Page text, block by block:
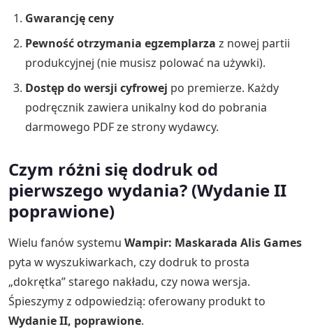
Gwarancję ceny
Pewność otrzymania egzemplarza z nowej partii
produkcyjnej (nie musisz polować na używki).
Dostęp do wersji cyfrowej po premierze. Każdy
podręcznik zawiera unikalny kod do pobrania
darmowego PDF ze strony wydawcy.
Czym różni się dodruk od
pierwszego wydania? (Wydanie II
poprawione)
Wielu fanów systemu Wampir: Maskarada Alis Games
pyta w wyszukiwarkach, czy dodruk to prosta
„dokrętka” starego nakładu, czy nowa wersja.
Śpieszymy z odpowiedzią: oferowany produkt to
Wydanie II, poprawione.